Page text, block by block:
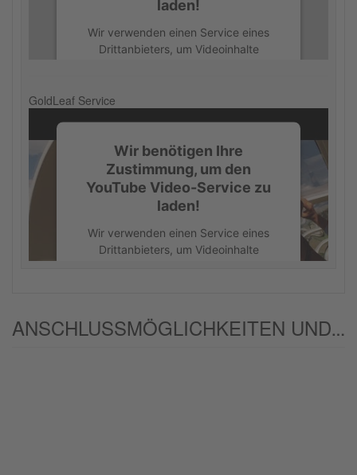
Akzeptieren
powered byUsercentrics Consent
Management Platform
laden!
Wir verwenden einen Service eines
Drittanbieters, um Videoinhalte
Bitte lesen Sie die Details durch und
Mehr Informationen
Akzeptieren
powered byUsercentrics Consent
Management Platform
GoldLeaf Service
Wir benötigen Ihre
Zustimmung, um den
YouTube Video-Service zu
laden!
Wir verwenden einen Service eines
Drittanbieters, um Videoinhalte
stimmen Sie der Nutzung des Service
zu, um dieses Video anzusehen.
ANSCHLUSSMÖGLICHKEITEN UND/ODER ALTERNATIVEN: